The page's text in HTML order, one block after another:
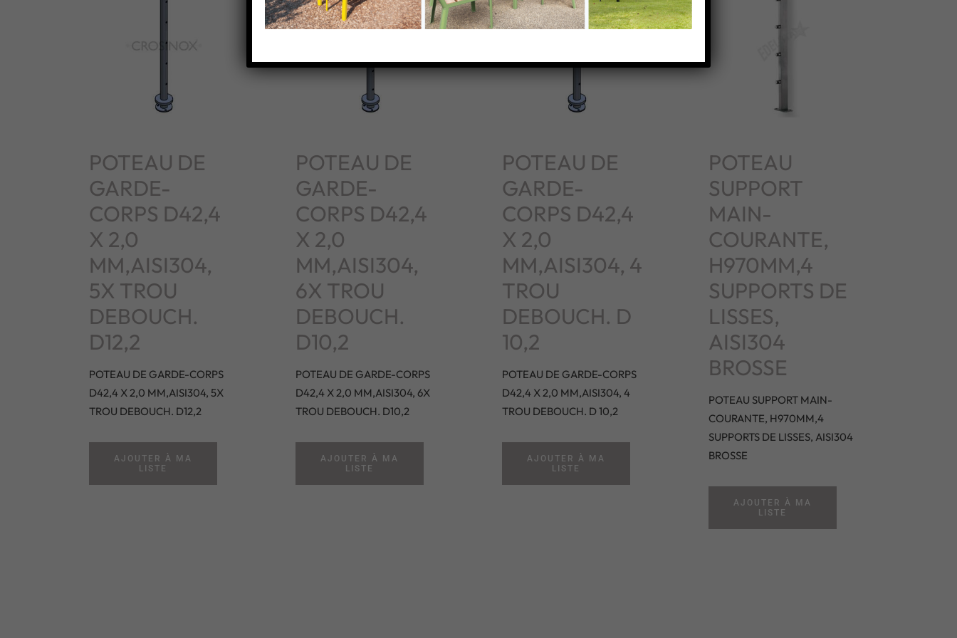
POTEAU DE
GARDE-
CORPS D42,4
X 2,0
MM,AISI304,
5X TROU
DEBOUCH.
D12,2
POTEAU DE GARDE-CORPS
D42,4 X 2,0 MM,AISI304, 5X
TROU DEBOUCH. D12,2
AJOUTER À MA
LISTE
POTEAU DE
GARDE-
CORPS D42,4
X 2,0
MM,AISI304,
6X TROU
DEBOUCH.
D10,2
POTEAU DE GARDE-CORPS
D42,4 X 2,0 MM,AISI304, 6X
TROU DEBOUCH. D10,2
AJOUTER À MA
LISTE
POTEAU DE
GARDE-
CORPS D42,4
X 2,0
MM,AISI304, 4
TROU
DEBOUCH. D
10,2
POTEAU DE GARDE-CORPS
D42,4 X 2,0 MM,AISI304, 4
TROU DEBOUCH. D 10,2
AJOUTER À MA
LISTE
POTEAU
SUPPORT
MAIN-
COURANTE,
H970MM,4
SUPPORTS DE
LISSES,
AISI304
BROSSE
POTEAU SUPPORT MAIN-
COURANTE, H970MM,4
SUPPORTS DE LISSES, AISI304
BROSSE
AJOUTER À MA
LISTE